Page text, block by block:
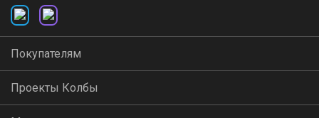
Покупателям
Проекты Колбы